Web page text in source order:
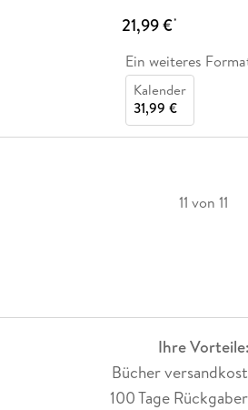
21,99 €*
Ein weiteres
Kalender
31,99 €
11 von 11
Ihre Vorteile:
Bücher
100 Tage